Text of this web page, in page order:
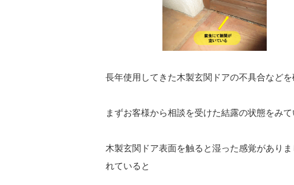
長年使用してきた木製玄関ドアの不具合などを
まずお客様から相談を受けた結露の状態をみて
木製玄関ドア表面を触ると湿った感覚があり
れていると